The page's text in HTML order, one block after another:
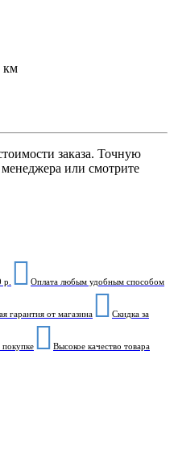
км
заказа. Точную
или смотрите
р. Оплата любым удобным способом
гарантия от магазина Скидка за
Высокое качество товара